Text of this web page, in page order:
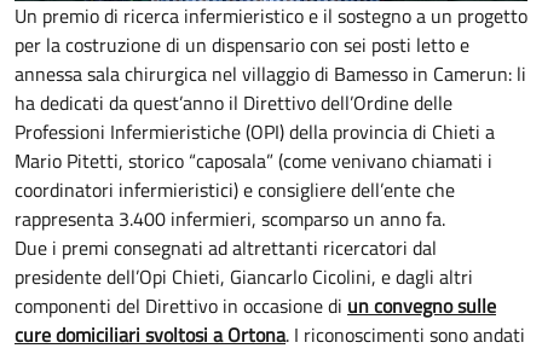
Un premio di ricerca infermieristico e il sostegno a un progetto
per la costruzione di un dispensario con sei posti letto e
annessa sala chirurgica nel villaggio di Bamesso in Camerun: li
ha dedicati da quest’anno il Direttivo dell’Ordine delle
Professioni Infermieristiche (OPI) della provincia di Chieti a
Mario Pitetti, storico “caposala” (come venivano chiamati i
coordinatori infermieristici) e consigliere dell’ente che
rappresenta 3.400 infermieri, scomparso un anno fa.
Due i premi consegnati ad altrettanti ricercatori dal
presidente dell’Opi Chieti, Giancarlo Cicolini, e dagli altri
componenti del Direttivo in occasione di un convegno sulle
cure domiciliari svoltosi a Ortona. I riconoscimenti sono andati